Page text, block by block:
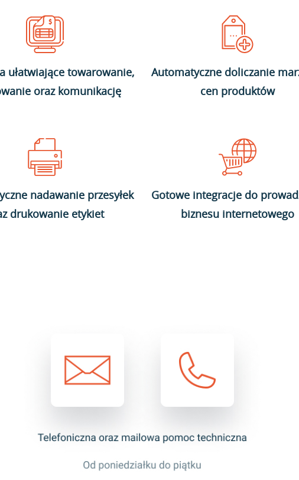
ułatwiające towarowanie,
oraz komunikację
Automatyczne doliczanie
cen produktów
nadawanie przesyłek
drukowanie etykiet
Gotowe integracje do
biznesu internetowego